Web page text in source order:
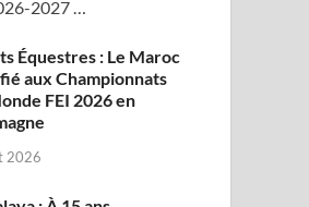
2027 …
Équestres : Le Maroc
aux Championnats
FEI 2026 en
2026